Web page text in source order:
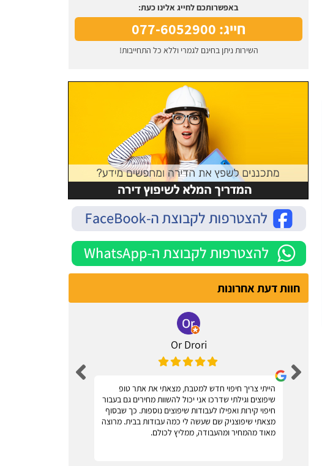
באפשרותכם לחייג אלינו כעת:
חייג: 077-6052900
השירות ניתן בחינם לגמרי וללא כל התחייבות!
חוות דעת אחרונות
Or Drori
הייתי צריך חיפוי חדש למטבח, מצאתי את אתר טופ
שיפוצים וגילתי שדרכו אני יכול להשוות מחירים גם בעבור
חיפוי קירות ואפילו לעבודות שיפוצים נוספות. כך שבסוף
מצאתי שיפוצניק שם שעשה לי כמה עבודות בבית. מרוצה
מאוד מהמחיר ומהעבודה, ממליץ לכולם.